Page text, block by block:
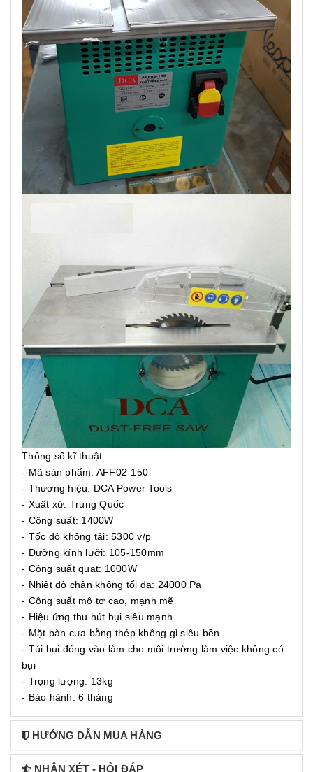
Thông số kĩ thuật
- Mã sản phẩm: AFF02-150
- Thương hiệu: DCA Power Tools
- Xuất xứ: Trung Quốc
- Công suất: 1400W
- Tốc độ không tải: 5300 v/p
- Đường kính lưỡi: 105-150mm
- Công suất quạt: 1000W
- Nhiệt độ chân không tối đa: 24000 Pa
- Công suất mô tơ cao, mạnh mẽ
- Hiệu ứng thu hút bụi siêu mạnh
- Mặt bàn cưa bằng thép không gỉ siêu bền
- Túi bụi đóng vào làm cho môi trường làm việc không có
bụi
- Trọng lượng: 13kg
- Bảo hành: 6 tháng
HƯỚNG DẪN MUA HÀNG
NHẬN XÉT - HỎI ĐÁP